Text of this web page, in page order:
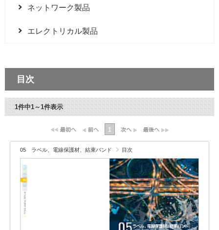
目次
1件中1～1件表示
1
05 ラベル、電線保護材、結束バンド 目次
ネットワーク製品
エレクトリカル製品